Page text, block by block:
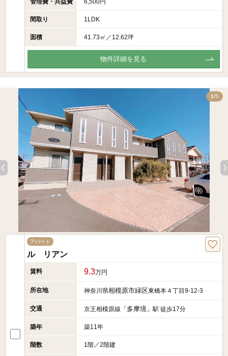
管理費・共益費 6,500円
間取り 1LDK
面積 41.73㎡／12.62坪
物件詳細を見る
1/5
アパート
ル リアン
賃料 9.3万円
所在地 神奈川県相模原市緑区東橋本４丁目9-12-3
交通 京王相模原線「 多摩境 」駅 徒歩17分
築年 築11年
階数 1階／2階建